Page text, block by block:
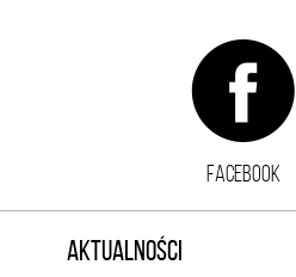
FACEBOOK
AKTUALNOŚCI